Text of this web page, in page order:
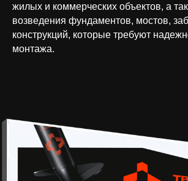
жилых и коммерческих объектов, а
возведения фундаментов, мостов,
конструкций, которые требуют
монтажа.